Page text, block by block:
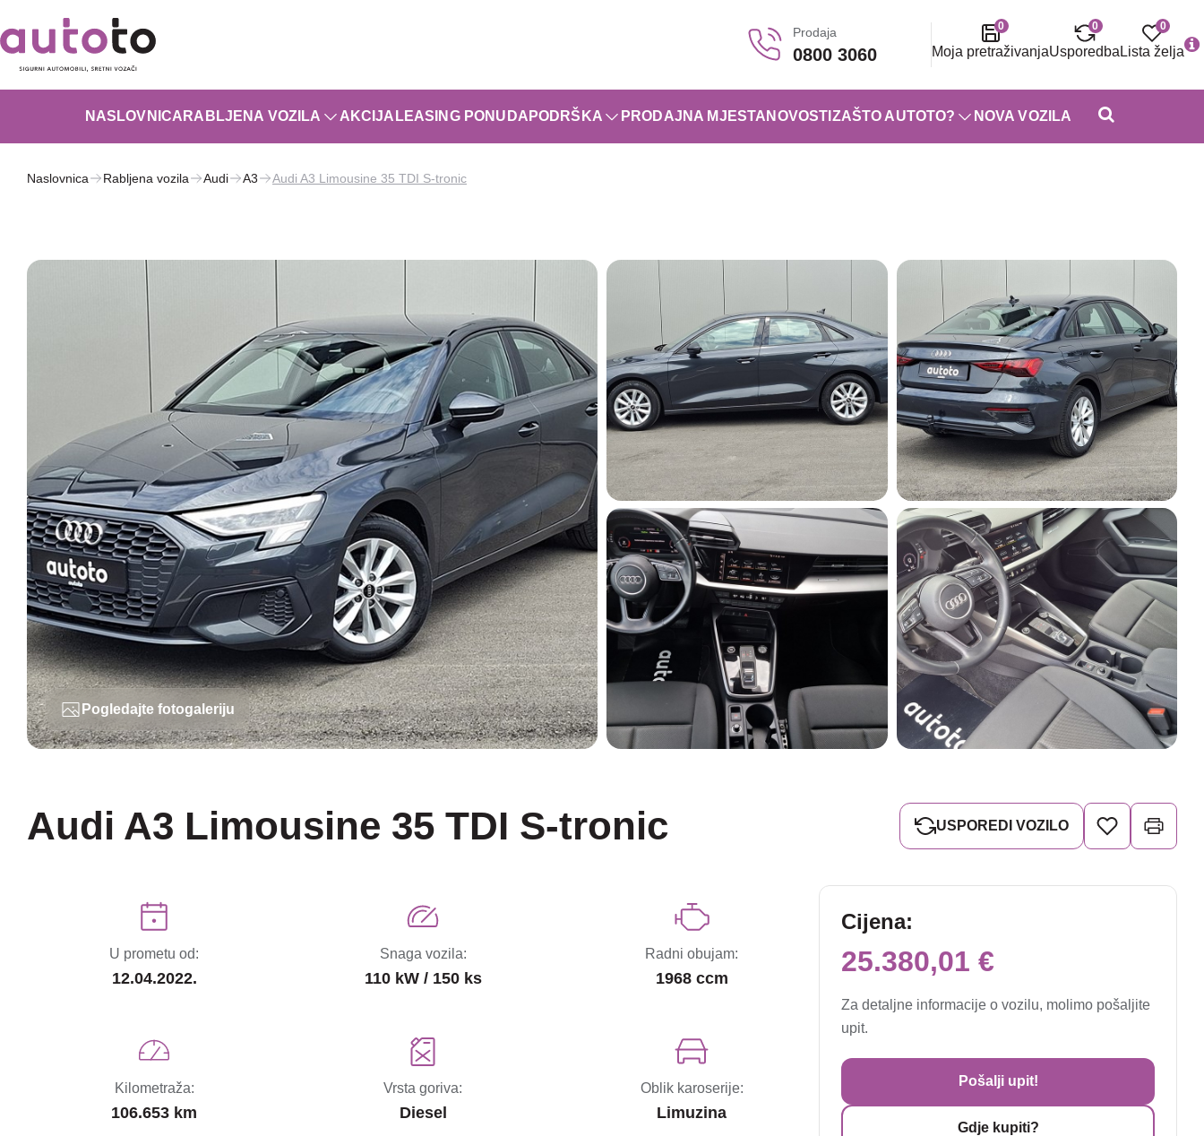
Prodaja
0800 3060
0
Moja pretraživanja
0
Usporedba
0
Lista želja
NASLOVNICA RABLJENA VOZILA AKCIJA LEASING PONUDA PODRŠKA PRODAJNA MJESTA NOVOSTI ZAŠTO AUTOTO? NOVA VOZILA
Naslovnica Rabljena vozila Audi A3 Audi A3 Limousine 35 TDI S-tronic
Pogledajte fotogaleriju
Audi A3 Limousine 35 TDI S-tronic USPOREDI VOZILO
U prometu od:
12.04.2022.
Snaga vozila:
110 kW / 150 ks
Radni obujam:
1968 ccm
Kilometraža:
106.653 km
Vrsta goriva:
Diesel
Oblik karoserije:
Limuzina
Cijena:
25.380,01 €
Za detaljne informacije o vozilu, molimo pošaljite
upit.
Pošalji upit!
Gdje kupiti?